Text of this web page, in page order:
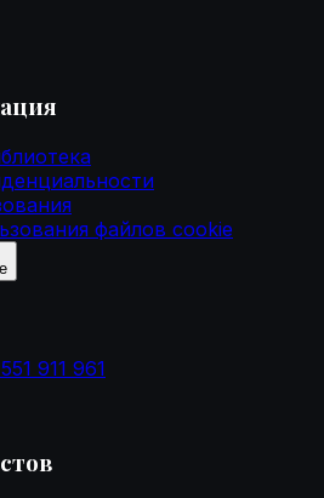
файлов cookie
911 961